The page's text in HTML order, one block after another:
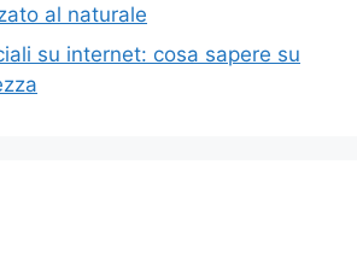
al naturale
su internet: cosa sapere su